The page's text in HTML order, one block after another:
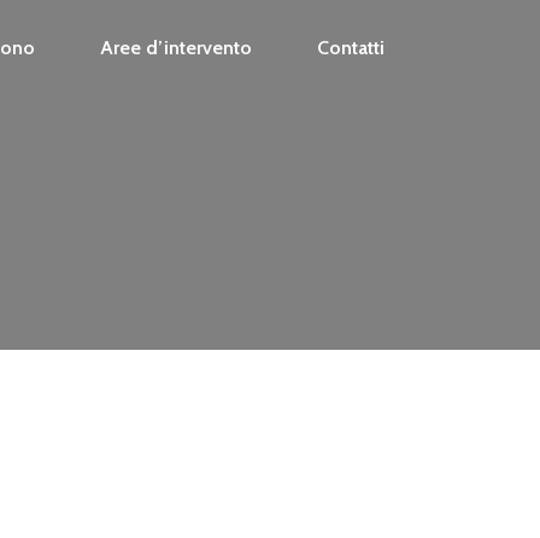
Aree d’intervento Contatti